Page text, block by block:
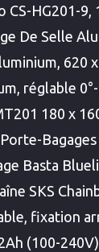
CS-HG201-
De Selle
620 x
réglable
180 x
Basta
SKS
fixation
(100-240V)